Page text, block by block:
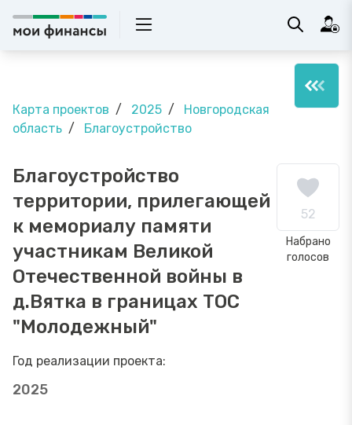
Карта проектов 2025
Новгородская
область
Благоустройство
Благоустройство
территории, прилегающей
к мемориалу памяти
участникам Великой
Отечественной войны в
д.Вятка в границах ТОС
"Молодежный"
52
Набрано
голосов
Год реализации проекта:
2025